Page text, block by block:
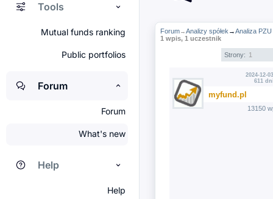
Tools
Mutual funds ranking
Public portfolios
Forum
Forum
What's new
Help
Help
Forum→Analizy spółek →Analiza
1 wpis, 1 uczestnik
Strony: 1
2024-12-
611
myfund.pl
13150